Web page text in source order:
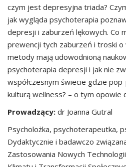
czym jest depresyjna triada?
jak wygląda psychoterapia
depresji i zaburzeń lękowych. Co
prewencji tych zaburzeń i troski o
metody mają udowodnioną
psychoterapia depresji i jak nie
współczesnym świecie gdzie
kulturą wellness? – o tym opowie
Prowadzący: dr Joanna Gutral
Psycholożka, psychoterapeutka,
Dydaktycznie i badawczo
Zastosowania Nowych